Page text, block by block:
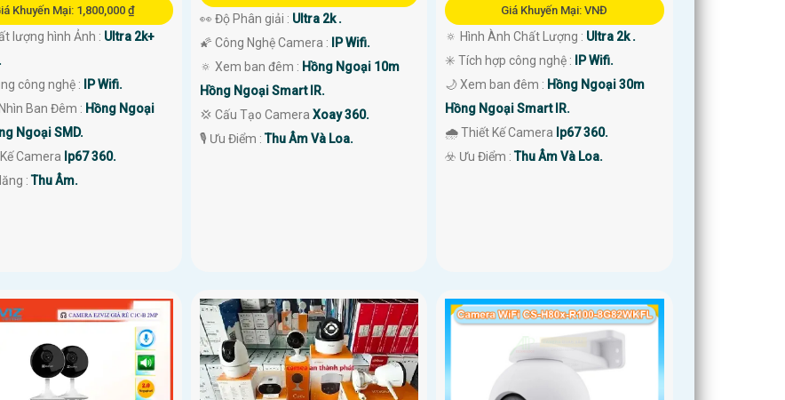
Khuyến Mại: 1,800,000 ₫
lượng hình Ảnh : Ultra 2k+
công nghệ :
IP Wifi.
Ban Đêm : Hồng Ngoại
Ngoại SMD.
Camera Ip67 360.
:Thu Âm.
👀 Độ Phân giải : Ultra 2k .
🌠 Công Nghệ Camera :
IP Wifi.
🔅 Xem ban đêm : Hồng Ngoại 10m
Hồng Ngoại Smart IR.
💢 Cấu Tạo Camera Xoay 360.
️🎙 Ưu Điểm :Thu Âm Và Loa.
Giá Khuyến Mại: VNĐ
🔅 Hình Ành Chất Lượng : Ultra 2k .
✳️ Tích hợp công nghệ :
IP Wifi.
🌙 Xem ban đêm : Hồng Ngoại 30m
Hồng Ngoại Smart IR.
🌧️ Thiết Kế Camera Ip67 360.
️☣️ Ưu Điểm :Thu Âm Và Loa.